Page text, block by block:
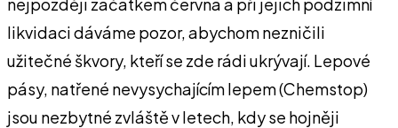
likvidaci dáváme pozor, abychom nezničili
užitečné škvory, kteří se zde rádi ukrývají. Lepové
pásy, natřené nevysychajícím lepem (Chemstop)
jsou nezbytné zvláště v letech, kdy se hojněji